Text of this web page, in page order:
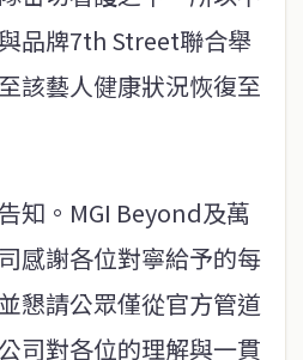
品牌7th Street聯合舉
該藝人健康狀況恢復至
知。MGI Beyond及萬
感謝各位對寧給予的每
懇請公眾僅從官方管道
司對各位的理解與一貫